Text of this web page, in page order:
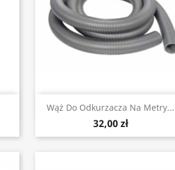
Wąż Do Odkurzacza Na Metry...
32,00 zł
Szybki podgląd